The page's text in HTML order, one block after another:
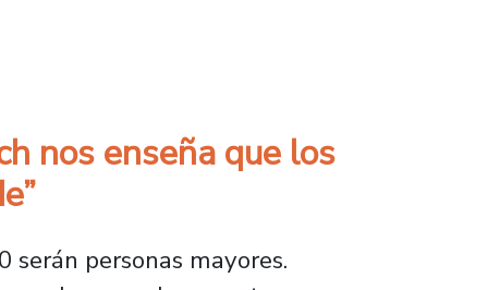
nos enseña que los
personas mayores.